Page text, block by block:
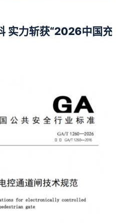
实力斩获“2026中国充